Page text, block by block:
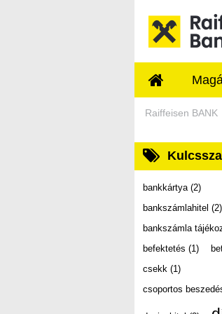
Raiffeisen BANK
bankkártya (2)
bankszámlahitel (2)
bankszámla
befektetés (1)
csekk (1)
csoportos